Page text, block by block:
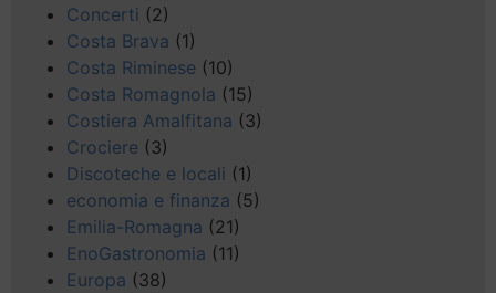
Concerti (2)
Costa Brava (1)
Costa Riminese (10)
Costa Romagnola (15)
Costiera Amalfitana (3)
Crociere (3)
Discoteche e locali (1)
economia e finanza (5)
Emilia-Romagna (21)
EnoGastronomia (11)
Europa (38)